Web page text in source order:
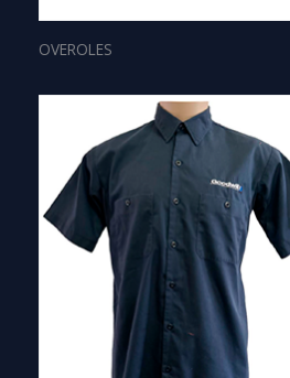
OVEROLES